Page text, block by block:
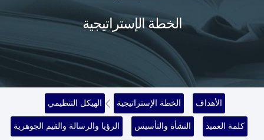
الخطة الإستراتيجية
الهيكل التنظيمي الخطة الإستراتيجية الأهداف
الرؤيا والرسالة والقيم الجوهرية النشأة والتأسيس كلمة العميد